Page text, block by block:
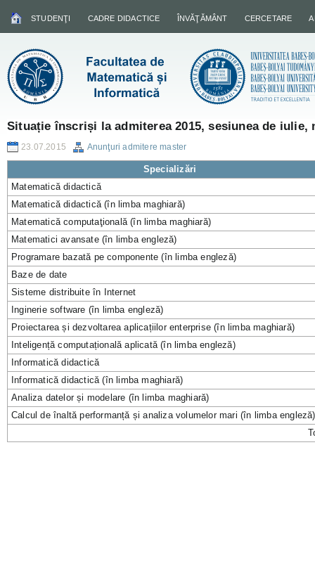
STUDENŢI CADRE DIDACTICE ÎNVĂŢĂMÂNT CERCETARE
Situație înscriși la admiterea 2015, sesiunea de iulie,
23.07.2015 Anunţuri admitere master
Specializări
Matematică didactică
Matematică didactică (în limba maghiară)
Matematică computaţională (în limba maghiară)
Matematici avansate (în limba engleză)
Programare bazată pe componente (în limba engleză)
Baze de date
Sisteme distribuite în Internet
Inginerie software (în limba engleză)
Proiectarea și dezvoltarea aplicațiilor enterprise (în limba maghiară)
Inteligență computațională aplicată (în limba engleză)
Informatică didactică
Informatică didactică (în limba maghiară)
Analiza datelor și modelare (în limba maghiară)
Calcul de înaltă performanță și analiza volumelor mari (în limba engleză)